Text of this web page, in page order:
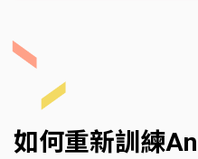
如何重新訓練